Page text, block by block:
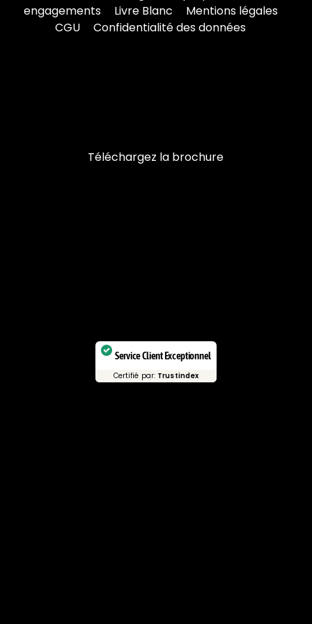
engagements
Livre Blanc
Mentions légales
CGU
Confidentialité des données
Téléchargez la brochure
Service Client Exceptionnel
Certifié par: Trustindex